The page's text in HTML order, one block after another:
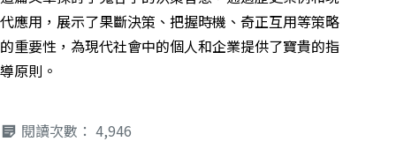
代應用，展示了果斷決策、把握時機、奇正互用等策略
的重要性，為現代社會中的個人和企業提供了寶貴的指
導原則。
閱讀次數： 4,946